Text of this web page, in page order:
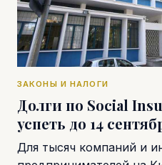
ЗАКОНЫ И НАЛОГИ
Долги по Social
успеть до 14
Для тысяч компаний и